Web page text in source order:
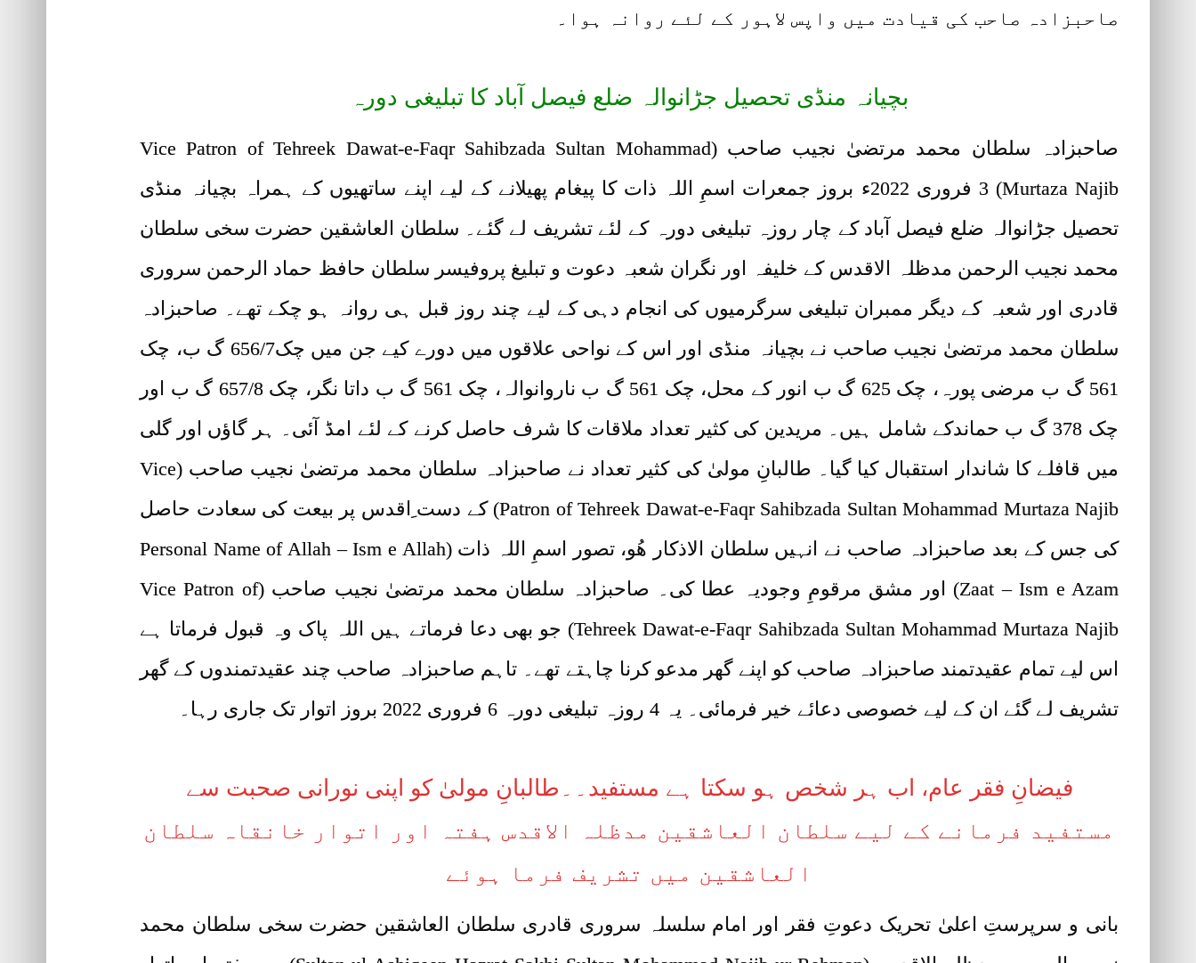
صاحبزادہ صاحب کی قیادت میں واپس لاہور کے لئے روانہ ہوا۔
بچیانہ منڈی تحصیل جڑانوالہ ضلع فیصل آباد کا تبلیغی دورہ
صاحبزادہ سلطان محمد مرتضیٰ نجیب صاحب (Vice Patron of Tehreek Dawat-e-Faqr Sahibzada Sultan Mohammad
Murtaza Najib) 3 فروری 2022ء بروز جمعرات اسمِ اللہ ذات کا پیغام پھیلانے کے لیے اپنے ساتھیوں کے ہمراہ بچیانہ منڈی
تحصیل جڑانوالہ ضلع فیصل آباد کے چار روزہ تبلیغی دورہ کے لئے تشریف لے گئے۔ سلطان العاشقین حضرت سخی سلطان
محمد نجیب الرحمن مدظلہ الاقدس کے خلیفہ اور نگران شعبہ دعوت و تبلیغ پروفیسر سلطان حافظ حماد الرحمن سروری
قادری اور شعبہ کے دیگر ممبران تبلیغی سرگرمیوں کی انجام دہی کے لیے چند روز قبل ہی روانہ ہو چکے تھے۔ صاحبزادہ
سلطان محمد مرتضیٰ نجیب صاحب نے بچیانہ منڈی اور اس کے نواحی علاقوں میں دورے کیے جن میں چک656/7 گ ب، چک
561 گ ب مرضی پورہ، چک 625 گ ب انور کے محل، چک 561 گ ب ناروانوالہ، چک 561 گ ب داتا نگر، چک 657/8 گ ب اور
چک 378 گ ب حماندکے شامل ہیں۔ مریدین کی کثیر تعداد ملاقات کا شرف حاصل کرنے کے لئے امڈ آئی۔ ہر گاؤں اور گلی
میں قافلے کا شاندار استقبال کیا گیا۔ طالبانِ مولیٰ کی کثیر تعداد نے صاحبزادہ سلطان محمد مرتضیٰ نجیب صاحب (Vice
Patron of Tehreek Dawat-e-Faqr Sahibzada Sultan Mohammad Murtaza Najib) کے دست ِاقدس پر بیعت کی سعادت حاصل
کی جس کے بعد صاحبزادہ صاحب نے انہیں سلطان الاذکار ھُو، تصور اسمِ اللہ ذات (Personal Name of Allah – Ism e Allah
Zaat – Ism e Azam) اور مشق مرقومِ وجودیہ عطا کی۔ صاحبزادہ سلطان محمد مرتضیٰ نجیب صاحب (Vice Patron of
Tehreek Dawat-e-Faqr Sahibzada Sultan Mohammad Murtaza Najib) جو بھی دعا فرماتے ہیں اللہ پاک وہ قبول فرماتا ہے
اس لیے تمام عقیدتمند صاحبزادہ صاحب کو اپنے گھر مدعو کرنا چاہتے تھے۔ تاہم صاحبزادہ صاحب چند عقیدتمندوں کے گھر
تشریف لے گئے ان کے لیے خصوصی دعائے خیر فرمائی۔ یہ 4 روزہ تبلیغی دورہ 6 فروری 2022 بروز اتوار تک جاری رہا۔
فیضانِ فقر عام، اب ہر شخص ہو سکتا ہے مستفید۔۔طالبانِ مولیٰ کو اپنی نورانی صحبت سے
مستفید فرمانے کے لیے سلطان العاشقین مدظلہ الاقدس ہفتہ اور اتوار خانقاہ سلطان
العاشقین میں تشریف فرما ہوئے
بانی و سرپرستِ اعلیٰ تحریک دعوتِ فقر اور امام سلسلہ سروری قادری سلطان العاشقین حضرت سخی سلطان محمد